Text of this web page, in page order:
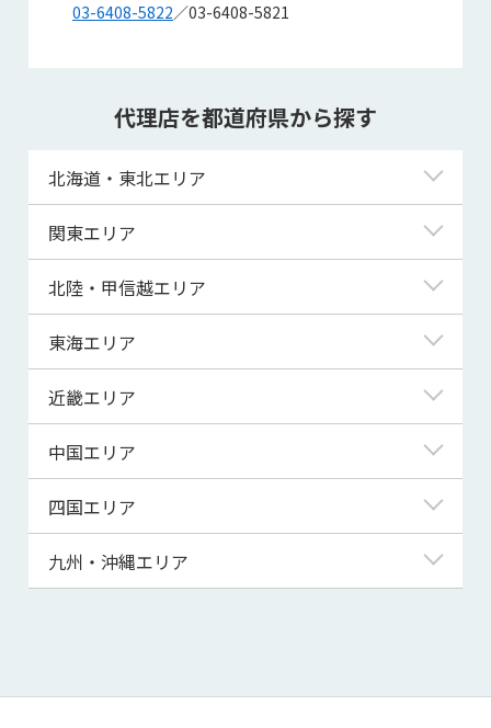
03-6408-5822／03-6408-5821
代理店を都道府県から探す
北海道・東北エリア
北海道
青森県
宮城県
秋田県
山形県
関東エリア
東京都
神奈川県
埼玉県
千葉県
茨城県
群馬県
北陸・甲信越エリア
新潟県
富山県
福井県
山梨県
長野県
東海エリア
岐阜県
静岡県
三重県
近畿エリア
滋賀県
京都府
大阪府
兵庫県
和歌山県
中国エリア
鳥取県
島根県
山口県
四国エリア
徳島県
高知県
九州・沖縄エリア